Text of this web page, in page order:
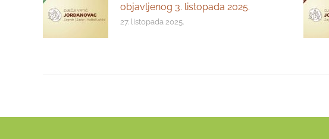
objavljenog 3. listopada 2025.
27. listopada 2025.